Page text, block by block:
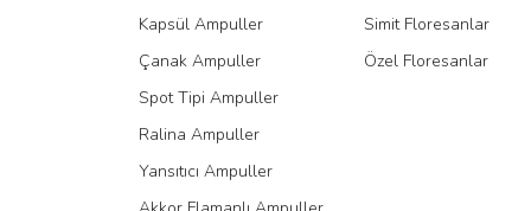
Kapsül Ampuller
Çanak Ampuller
Spot Tipi Ampuller
Ralina Ampuller
Yansıtıcı Ampuller
Simit Floresanlar
Özel Floresanlar